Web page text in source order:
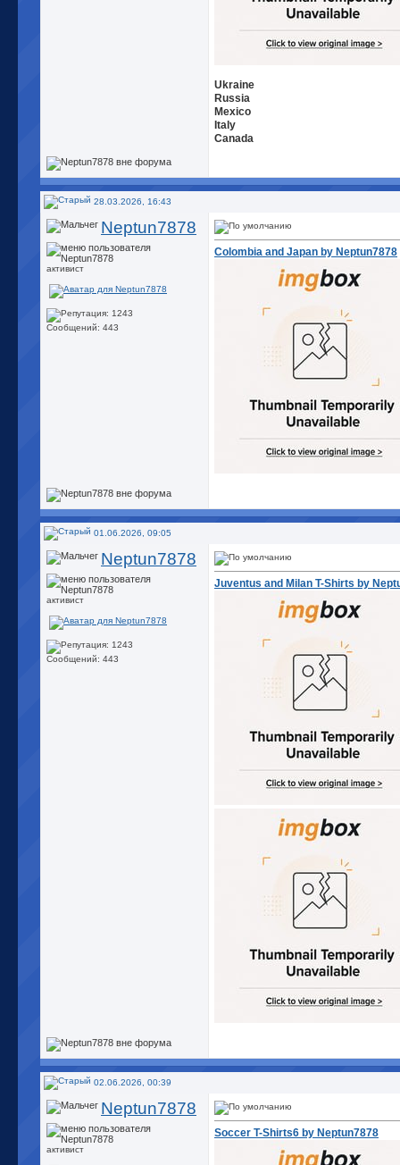
Ukraine
Russia
Mexico
Italy
Canada
28.03.2026, 16:43
Neptun7878
активист
Сообщений: 443
Colombia and Japan by Neptun7878
01.06.2026, 09:05
Neptun7878
активист
Сообщений: 443
Juventus and Milan T-Shirts by
02.06.2026, 00:39
Neptun7878
активист
Soccer T-Shirts6 by Neptun7878